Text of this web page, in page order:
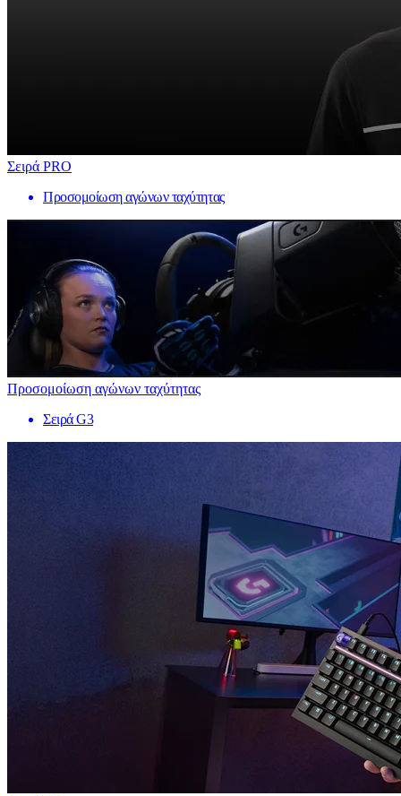
Σειρά PRO
Προσομοίωση αγώνων ταχύτητας
Προσομοίωση αγώνων ταχύτητας
Σειρά G3